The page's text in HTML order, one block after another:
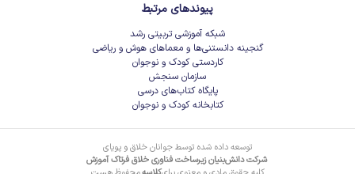
پیوندهای مرتبط
شبکه آموزشی تربیتی رشد
گنجینه دانستنی‌ها و معماهای هوش و ریاضی
کاردستی کودک و نوجوان
سازمان سنجش
پایگاه کتاب‌های درسی
کتابخانه کودک و نوجوان
توسعه داده شده توسط جوانان خلاق و پویای
شرکت دانش‌بنیان زیرساخت فناوری خلاق فرتاک آموزش